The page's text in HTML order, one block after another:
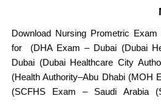
Download Nursing Prometric
for (DHA Exam – Dubai (Dubai
Dubai (Dubai Healthcare City
(Health Authority–Abu Dhabi (MOH
(SCFHS Exam – Saudi Arabia